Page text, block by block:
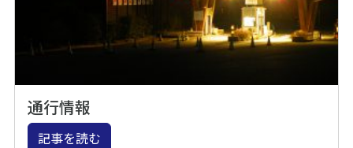
通行情報
記事を読む